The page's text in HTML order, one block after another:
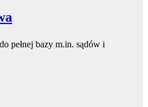
pełnej bazy m.in. sądów i